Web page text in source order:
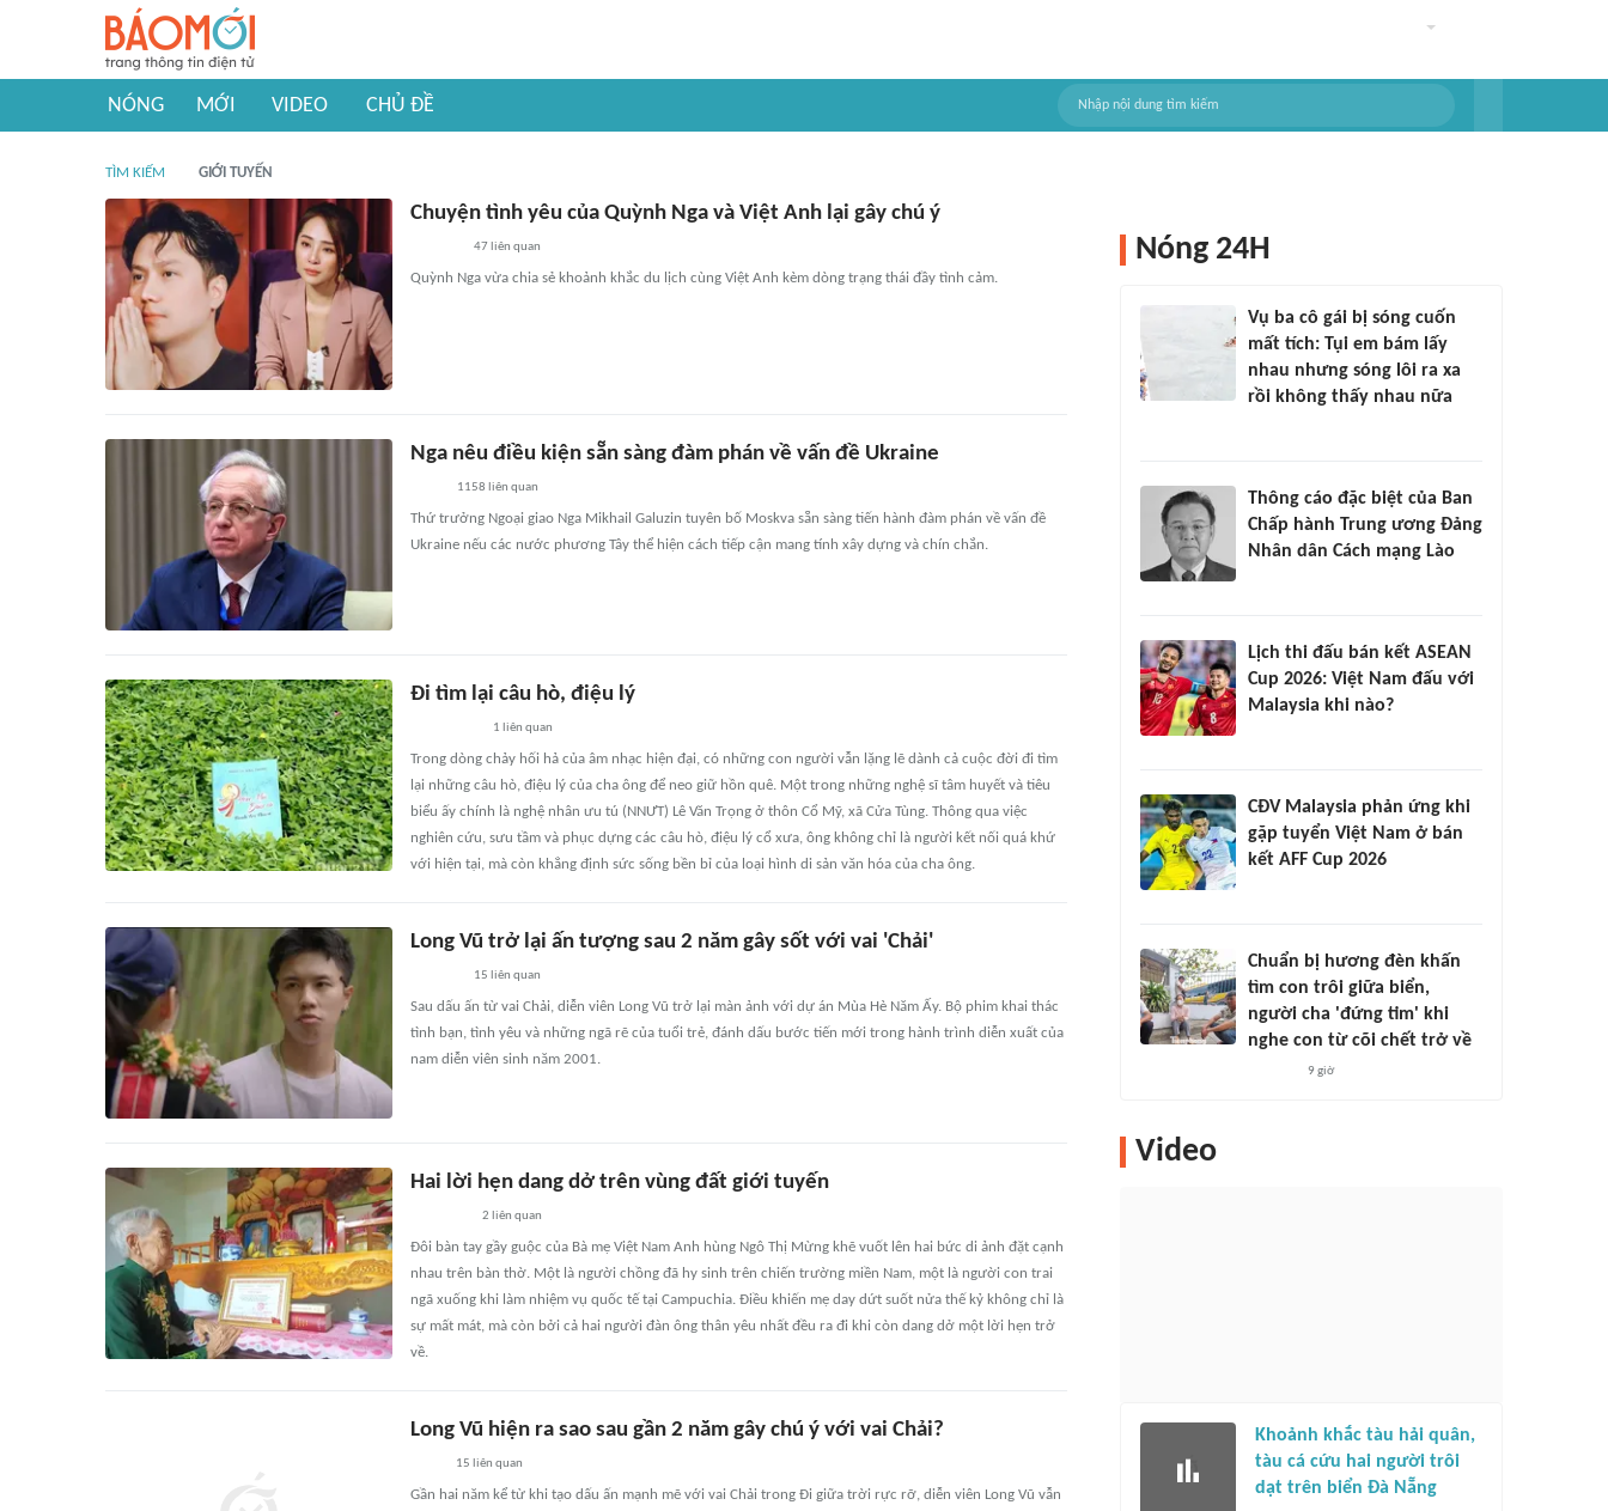
NÓNG MỚI VIDEO CHỦ ĐỀ
TÌM KIẾM GIỚI TUYẾN
Chuyện tình yêu của Quỳnh Nga và Việt Anh lại gây chú ý
47liên quan
Quỳnh Nga vừa chia sẻ khoảnh khắc du lịch cùng Việt Anh kèm dòng trạng thái đầy tình cảm.
Nga nêu điều kiện sẵn sàng đàm phán về vấn đề Ukraine
1158 liên quan
Thứ trưởng Ngoại giao Nga Mikhail Galuzin tuyên bố Moskva sẵn sàng tiến hành đàm phán về vấn đề
Ukraine nếu các nước phương Tây thể hiện cách tiếp cận mang tính xây dựng và chín chắn.
Đi tìm lại câu hò, điệu lý
1 liên quan
Trong dòng chảy hối hả của âm nhạc hiện đại, có những con người vẫn lặng lẽ dành cả cuộc đời đi tìm
lại những câu hò, điệu lý của cha ông để neo giữ hồn quê. Một trong những nghệ sĩ tâm huyết và tiêu
biểu ấy chính là nghệ nhân ưu tú (NNƯT) Lê Văn Trọng ở thôn Cổ Mỹ, xã Cửa Tùng. Thông qua việc
nghiên cứu, sưu tầm và phục dựng các câu hò, điệu lý cổ xưa, ông không chỉ là người kết nối quá khứ
với hiện tại, mà còn khẳng định sức sống bền bỉ của loại hình di sản văn hóa của cha ông.
Long Vũ trở lại ấn tượng sau 2 năm gây sốt với vai 'Chải'
15 liên quan
Sau dấu ấn từ vai Chải, diễn viên Long Vũ trở lại màn ảnh với dự án Mùa Hè Năm Ấy. Bộ phim khai thác
tình bạn, tình yêu và những ngã rẽ của tuổi trẻ, đánh dấu bước tiến mới trong hành trình diễn xuất của
nam diễn viên sinh năm 2001.
Hai lời hẹn dang dở trên vùng đất giới tuyến
2 liên quan
Đôi bàn tay gầy guộc của Bà mẹ Việt Nam Anh hùng Ngô Thị Mừng khẽ vuốt lên hai bức di ảnh đặt cạnh
nhau trên bàn thờ. Một là người chồng đã hy sinh trên chiến trường miền Nam, một là người con trai
ngã xuống khi làm nhiệm vụ quốc tế tại Campuchia. Điều khiến mẹ day dứt suốt nửa thế kỷ không chỉ là
sự mất mát, mà còn bởi cả hai người đàn ông thân yêu nhất đều ra đi khi còn dang dở một lời hẹn trở
về.
Long Vũ hiện ra sao sau gần 2 năm gây chú ý với vai Chải?
15 liên quan
Gần hai năm kể từ khi tạo dấu ấn mạnh mẽ với vai Chải trong Đi giữa trời rực rỡ, diễn viên Long Vũ vẫn
Nóng 24H
Vụ ba cô gái bị sóng cuốn
mất tích: Tụi em bám lấy
nhau nhưng sóng lôi ra xa
rồi không thấy nhau nữa
Thông cáo đặc biệt của Ban
Chấp hành Trung ương Đảng
Nhân dân Cách mạng Lào
Lịch thi đấu bán kết ASEAN
Cup 2026: Việt Nam đấu với
Malaysia khi nào?
CĐV Malaysia phản ứng khi
gặp tuyển Việt Nam ở bán
kết AFF Cup 2026
Chuẩn bị hương đèn khấn
tìm con trôi giữa biển,
người cha 'đứng tim' khi
nghe con từ cõi chết trở về
9 giờ
Video
Khoảnh khắc tàu hải quân,
tàu cá cứu hai người trôi
dạt trên biển Đà Nẵng